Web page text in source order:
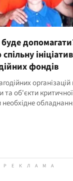
фондів
організацій
та об'єкти